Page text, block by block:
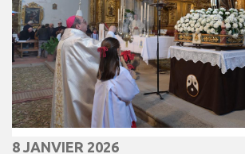
8 JANVIER 2026